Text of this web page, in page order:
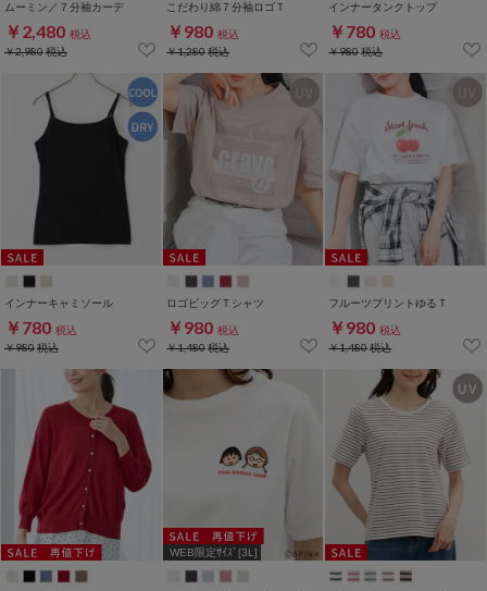
ムーミン／７分袖カーデ
￥2,480 税込
￥2,980税込
こだわり綿７分袖ロゴＴ
￥980 税込
￥1,280税込
インナータンクトップ
￥780 税込
￥980税込
インナーキャミソール
￥780 税込
￥980税込
ロゴビッグＴシャツ
￥980 税込
￥1,480税込
フルーツプリントゆるＴ
￥980 税込
￥1,480税込
WEB限定ｻｲｽﾞ[3L]